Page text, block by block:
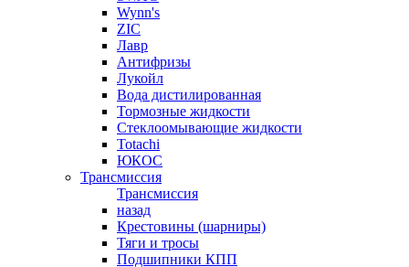
Wynn's
ZIC
Лавр
Антифризы
Лукойл
Вода дистилированная
Тормозные жидкости
Стеклоомывающие жидкости
Totachi
ЮКОС
Трансмиссия
Трансмиссия
назад
Крестовины (шарниры)
Тяги и тросы
Подшипники КПП